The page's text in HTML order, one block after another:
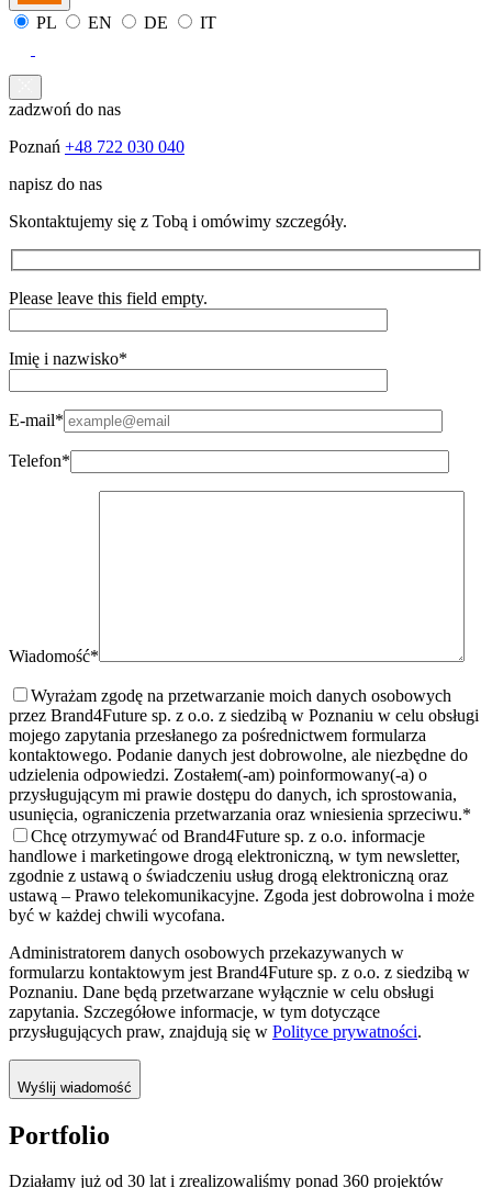
PL EN DE IT
zadzwoń do nas
Poznań +48 722 030 040
napisz do nas
Skontaktujemy się z Tobą i omówimy szczegóły.
Please leave this field empty.
Imię i nazwisko*
E-mail*
Telefon*
Wiadomość*
Wyrażam zgodę na przetwarzanie moich danych osobowych
przez Brand4Future sp. z o.o. z siedzibą w Poznaniu w celu obsługi
mojego zapytania przesłanego za pośrednictwem formularza
kontaktowego. Podanie danych jest dobrowolne, ale niezbędne do
udzielenia odpowiedzi. Zostałem(-am) poinformowany(-a) o
przysługującym mi prawie dostępu do danych, ich sprostowania,
usunięcia, ograniczenia przetwarzania oraz wniesienia sprzeciwu.*
Chcę otrzymywać od Brand4Future sp. z o.o. informacje
handlowe i marketingowe drogą elektroniczną, w tym newsletter,
zgodnie z ustawą o świadczeniu usług drogą elektroniczną oraz
ustawą – Prawo telekomunikacyjne. Zgoda jest dobrowolna i może
być w każdej chwili wycofana.
Administratorem danych osobowych przekazywanych w
formularzu kontaktowym jest Brand4Future sp. z o.o. z siedzibą w
Poznaniu. Dane będą przetwarzane wyłącznie w celu obsługi
zapytania. Szczegółowe informacje, w tym dotyczące
przysługujących praw, znajdują się w Polityce prywatności.
Wyślij wiadomość
Portfolio
Działamy już od 30 lat i zrealizowaliśmy ponad 360 projektów